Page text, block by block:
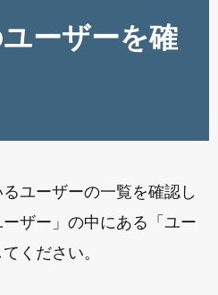
ーザーを確
ユーザーの一覧を確認し
ザー」の中にある「ユー
ください。